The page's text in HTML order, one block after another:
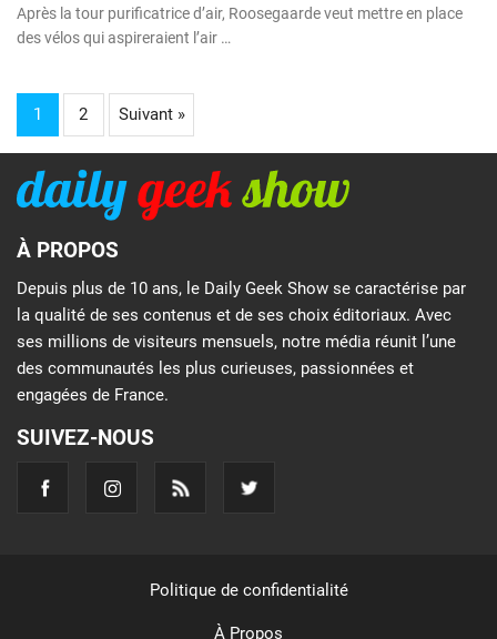
Après la tour purificatrice d’air, Roosegaarde veut mettre en place
des vélos qui aspireraient l’air …
1 2 Suivant »
À PROPOS
Depuis plus de 10 ans, le Daily Geek Show se caractérise par
la qualité de ses contenus et de ses choix éditoriaux. Avec
ses millions de visiteurs mensuels, notre média réunit l’une
des communautés les plus curieuses, passionnées et
engagées de France.
SUIVEZ-NOUS
Politique de confidentialité
À Propos